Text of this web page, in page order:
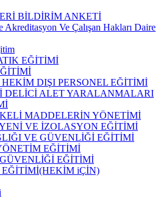
BİLDİRİM ANKETİ
Akreditasyon Ve Çalışan Hakları Daire
EĞİTİMİ
DIŞI PERSONEL EĞİTİMİ
DELİCİ ALET YARALANMALARI
MADDELERİN YÖNETİMİ
VE İZOLASYON EĞİTİMİ
VE GÜVENLİĞİ EĞİTİMİ
EĞİTİMİ
EĞİTİMİ
iÇİN)